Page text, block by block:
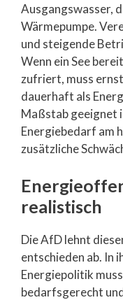
Ausgangswasser,
Wärmepumpe.
und steigende
Wenn ein See
zufriert, muss
dauerhaft als
Maßstab geeignet
Energiebedarf am
zusätzliche
realistisch
Die AfD lehnt
entschieden ab. In
Energiepolitik
bedarfsgerecht